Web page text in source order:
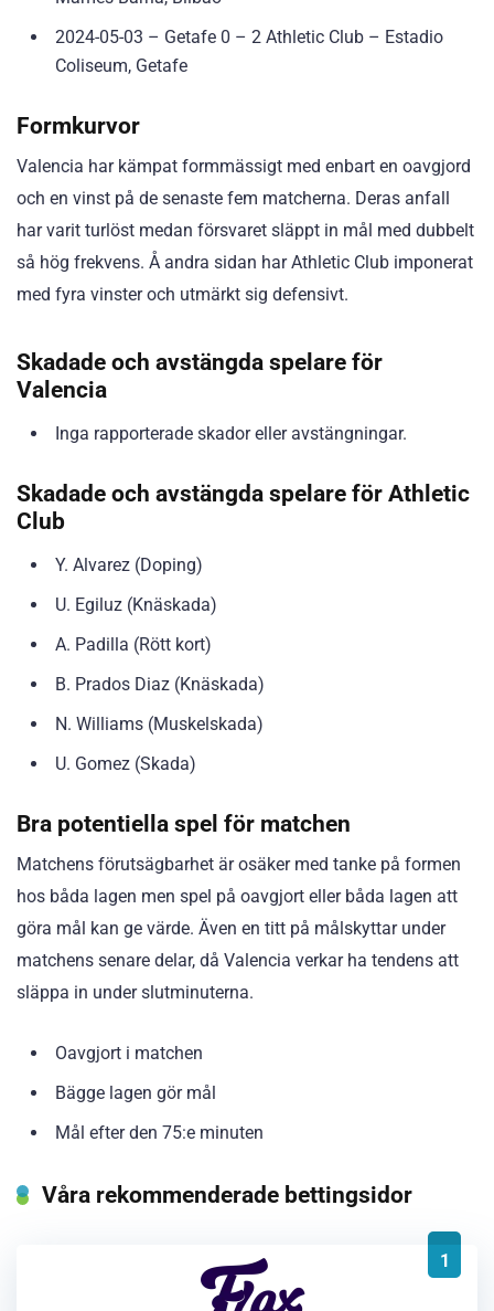
2024-05-03 – Getafe 0 – 2 Athletic Club – Estadio
Coliseum, Getafe
Formkurvor
Valencia har kämpat formmässigt med enbart en oavgjord
och en vinst på de senaste fem matcherna. Deras anfall
har varit turlöst medan försvaret släppt in mål med dubbelt
så hög frekvens. Å andra sidan har Athletic Club imponerat
med fyra vinster och utmärkt sig defensivt.
Skadade och avstängda spelare för
Valencia
Inga rapporterade skador eller avstängningar.
Skadade och avstängda spelare för Athletic
Club
Y. Alvarez (Doping)
U. Egiluz (Knäskada)
A. Padilla (Rött kort)
B. Prados Diaz (Knäskada)
N. Williams (Muskelskada)
U. Gomez (Skada)
Bra potentiella spel för matchen
Matchens förutsägbarhet är osäker med tanke på formen
hos båda lagen men spel på oavgjort eller båda lagen att
göra mål kan ge värde. Även en titt på målskyttar under
matchens senare delar, då Valencia verkar ha tendens att
släppa in under slutminuterna.
Oavgjort i matchen
Bägge lagen gör mål
Mål efter den 75:e minuten
Våra rekommenderade bettingsidor
1